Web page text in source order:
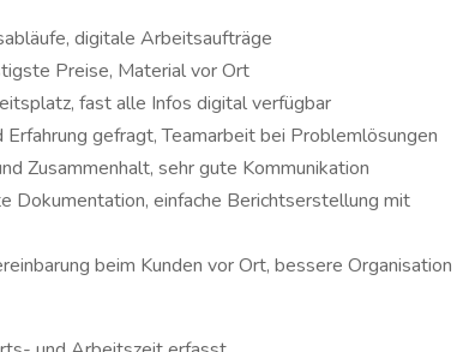
digitale Arbeitsaufträge
Preise, Material vor Ort
fast alle Infos digital verfügbar
gefragt, Teamarbeit bei Problemlösungen
Zusammenhalt, sehr gute Kommunikation
Dokumentation, einfache Berichtserstellung mit
beim Kunden vor Ort, bessere Organisation